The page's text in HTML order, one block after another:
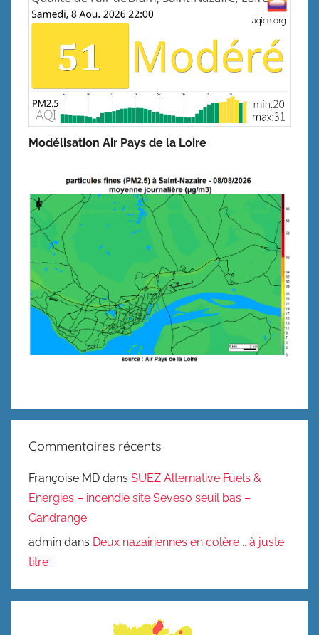
Modélisation Air Pays de la Loire
Commentaires récents
Françoise MD dans SUEZ Alternative Fuels &
Energies – incendie site Seveso seuil bas –
Gandrange
admin dans Deux nazairiennes en colère .. à juste
titre